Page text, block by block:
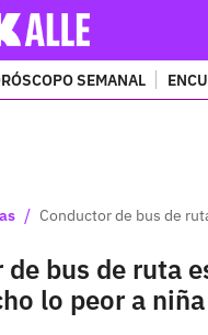
SEMANAL
/ Conductor de bus de
de bus de ruta
lo peor a